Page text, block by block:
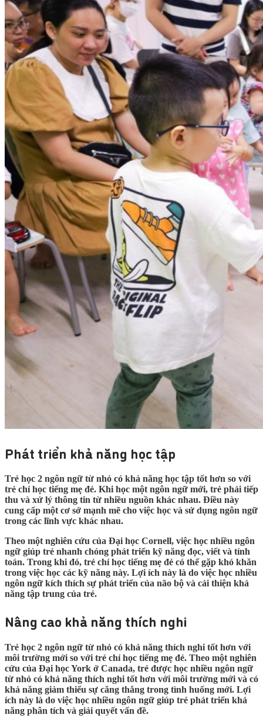
Phát triển khả năng học tập
Trẻ học 2 ngôn ngữ từ nhỏ có khả năng học tập tốt hơn so với
trẻ chỉ học tiếng mẹ đẻ. Khi học một ngôn ngữ mới, trẻ phải tiếp
thu và xử lý thông tin từ nhiều nguồn khác nhau. Điều này
cung cấp một cơ sở mạnh mẽ cho việc học và sử dụng ngôn ngữ
trong các lĩnh vực khác nhau.
Theo một nghiên cứu của Đại học Cornell, việc học nhiều ngôn
ngữ giúp trẻ nhanh chóng phát triển kỹ năng đọc, viết và tính
toán. Trong khi đó, trẻ chỉ học tiếng mẹ đẻ có thể gặp khó khăn
trong việc học các kỹ năng này. Lợi ích này là do việc học nhiều
ngôn ngữ kích thích sự phát triển của não bộ và cải thiện khả
năng tập trung của trẻ.
Nâng cao khả năng thích nghi
Trẻ học 2 ngôn ngữ từ nhỏ có khả năng thích nghi tốt hơn với
môi trường mới so với trẻ chỉ học tiếng mẹ đẻ. Theo một nghiên
cứu của Đại học York ở Canada, trẻ được học nhiều ngôn ngữ
từ nhỏ có khả năng thích nghi tốt hơn với môi trường mới và có
khả năng giảm thiểu sự căng thẳng trong tình huống mới. Lợi
ích này là do việc học nhiều ngôn ngữ giúp trẻ phát triển khả
năng phân tích và giải quyết vấn đề.